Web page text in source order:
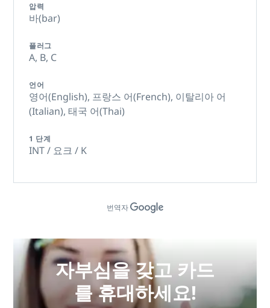
압력
바(bar)
플러그
A, B, C
언어
영어(English), 프랑스 어(French), 이탈리아 어
(Italian),태국 어(Thai)
1 단계
INT / 요크 / K
번역자
자부심을 갖고 카드
를 휴대하세요!